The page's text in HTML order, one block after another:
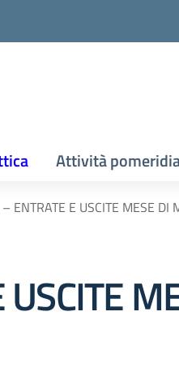
Attività
ENTRATE E USCITE MESE DI